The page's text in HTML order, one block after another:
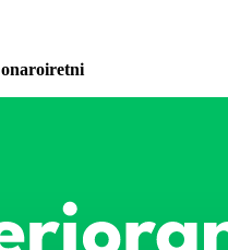
onaroiretni